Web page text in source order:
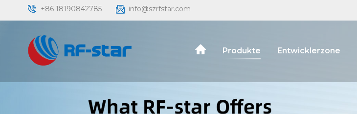
+86 18190842785 info@szrfstar.com
Produkte Entwicklerzone